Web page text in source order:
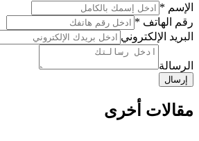
رقم
الإسم
الهاتف
الإسم *
رقم الهاتف *
البريد الإلكتروني
الرسالة
إرسال
مقالات أخرى